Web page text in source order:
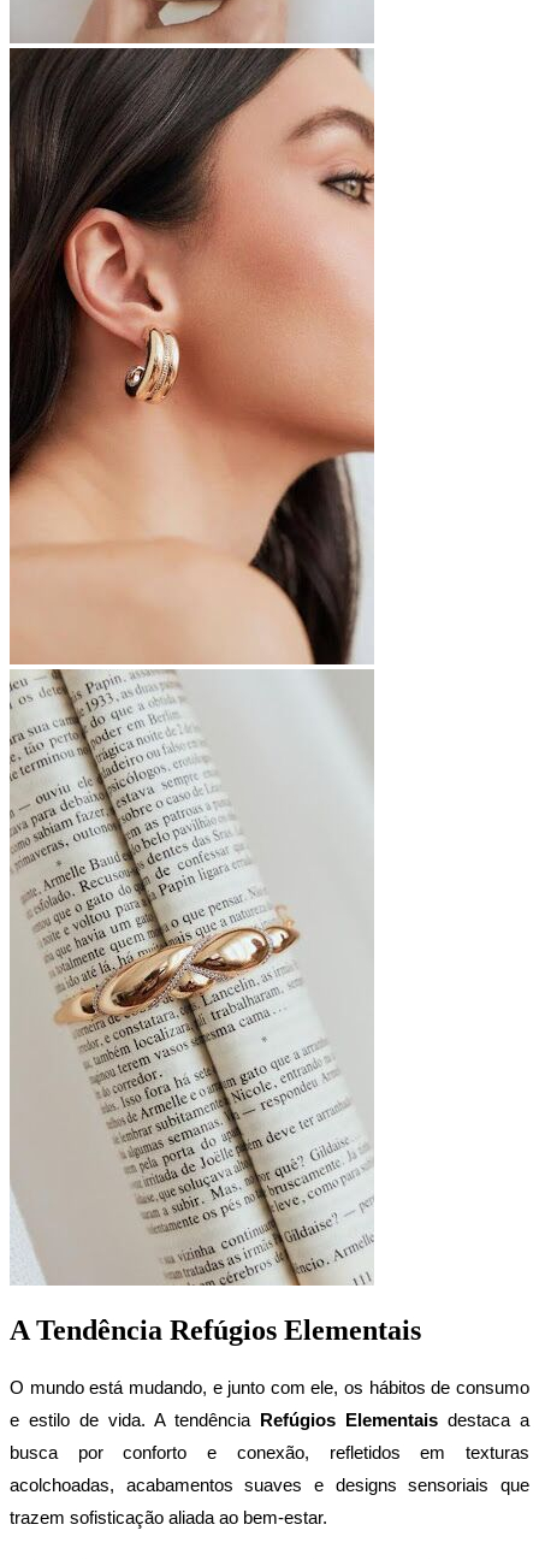
A Tendência Refúgios Elementais
O mundo está mudando, e junto com ele, os hábitos de consumo
e estilo de vida. A tendência
Refúgios Elementais destaca a
busca por conforto e conexão, refletidos em texturas
acolchoadas, acabamentos suaves e designs sensoriais que
trazem sofisticação aliada ao bem-estar.